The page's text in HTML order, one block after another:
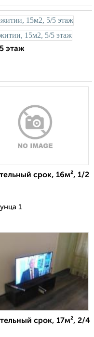
этаж
срок, 16м², 1/2
1
срок, 17м², 2/4